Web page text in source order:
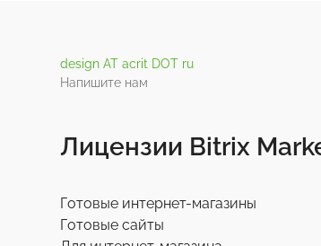
design AT acrit DOT ru
Напишите нам
Лицензии Bitrix
Готовые интернет-магазины
Готовые сайты